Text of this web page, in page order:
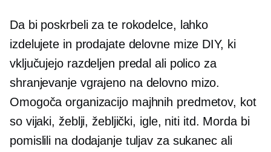
Da bi poskrbeli za te rokodelce, lahko
izdelujete in prodajate delovne mize DIY, ki
vključujejo razdeljen predal ali polico za
shranjevanje vgrajenona delovno mizo.
Omogoča organizacijo majhnih predmetov, kot
so vijaki, žeblji, žebljički, igle, niti itd. Morda bi
pomislili na dodajanje tuljav za sukanec ali